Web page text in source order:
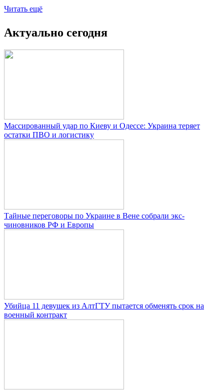
Читать ещё
Актуально сегодня
Массированный удар по Киеву и Одессе: Украина теряет
остатки ПВО и логистику
Тайные переговоры по Украине в Вене собрали экс-
чиновников РФ и Европы
Убийца 11 девушек из АлтГТУ пытается обменять срок на
военный контракт